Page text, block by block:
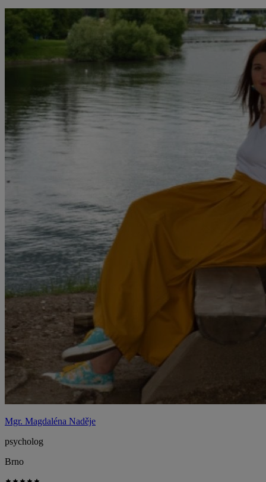
Mgr. Magdaléna Naděje
psycholog
Brno